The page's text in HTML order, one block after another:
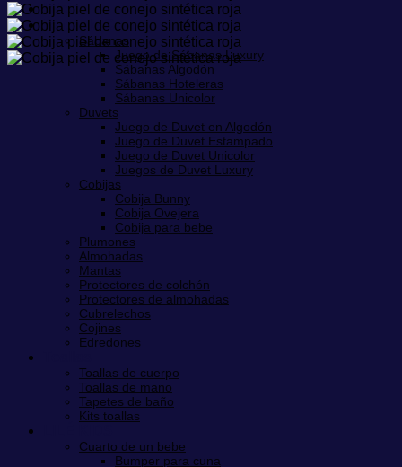
Inicio
Ropa de Cama
Sábanas
Juego de Sábanas Luxury
Sábanas Algodón
Sábanas Hoteleras
Sábanas Unicolor
Duvets
Juego de Duvet en Algodón
Juego de Duvet Estampado
Juego de Duvet Unicolor
Juegos de Duvet Luxury
Cobijas
Cobija Bunny
Cobija Ovejera
Cobija para bebe
Plumones
Almohadas
Mantas
Protectores de colchón
Protectores de almohadas
Cubrelechos
Cojines
Edredones
Toallas de cuerpo
Toallas de mano
Tapetes de baño
Kits toallas
Cuarto de un bebe
Bumper para cuna